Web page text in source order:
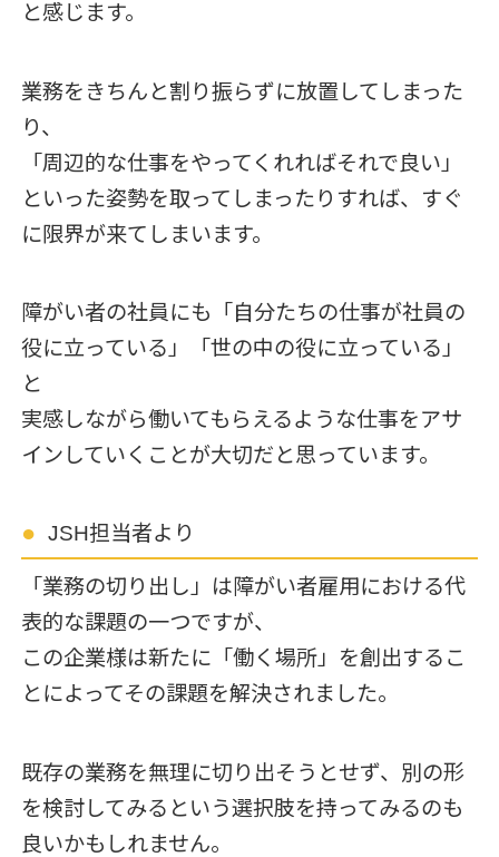
と感じます。
業務をきちんと割り振らずに放置してしまった
り、
「周辺的な仕事をやってくれればそれで良い」
といった姿勢を取ってしまったりすれば、すぐ
に限界が来てしまいます。
障がい者の社員にも「自分たちの仕事が社員の
役に立っている」「世の中の役に立っている」
と
実感しながら働いてもらえるような仕事をアサ
インしていくことが大切だと思っています。
JSH担当者より
「業務の切り出し」は障がい者雇用における代
表的な課題の一つですが、
この企業様は新たに「働く場所」を創出するこ
とによってその課題を解決されました。
既存の業務を無理に切り出そうとせず、別の形
を検討してみるという選択肢を持ってみるのも
良いかもしれません。